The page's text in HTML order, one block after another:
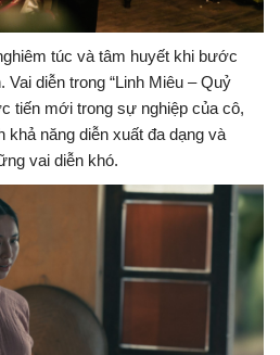
túc và tâm huyết khi bước
diễn trong “Linh Miêu – Quỷ
tiến mới trong sự nghiệp của cô,
năng diễn xuất đa dạng và
vai diễn khó.